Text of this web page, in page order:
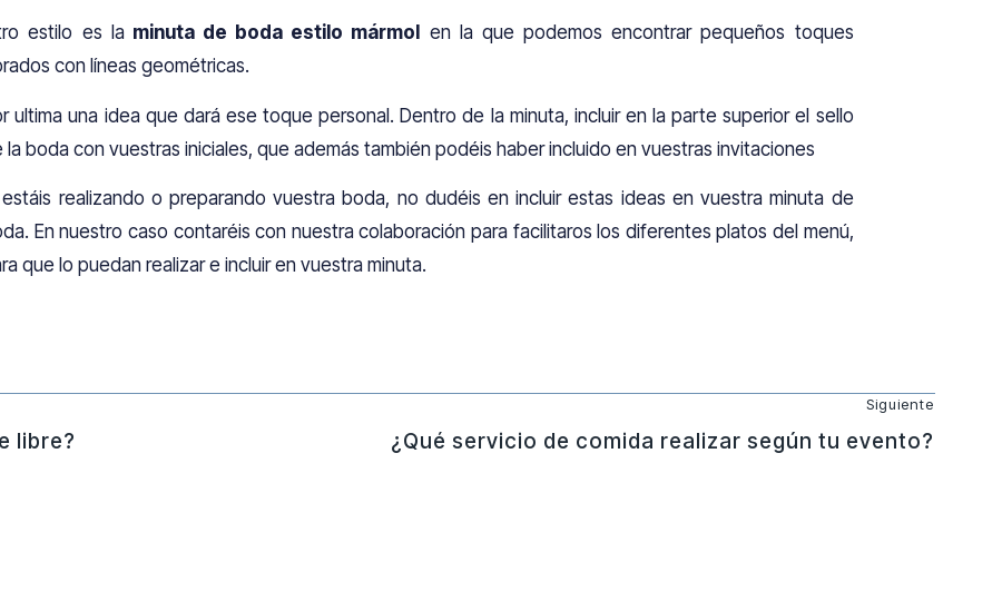
estilo es laminuta de boda estilo mármol
en la que podemos encontrar pequeños toques
con líneas geométricas.
ultima una idea que dará ese toque personal. Dentro de la minuta, incluir en la parte superior el sello
la boda con vuestras iniciales, que además también podéis haber incluido en vuestras invitaciones
realizando o preparando vuestra boda, no dudéis en incluir estas ideas en vuestra minuta de
En nuestro caso contaréis con nuestra colaboración para facilitaros los diferentes platos del menú,
que lo puedan realizar e incluir en vuestra minuta.
libre?
Siguiente
¿Qué servicio de comida realizar según tu evento?